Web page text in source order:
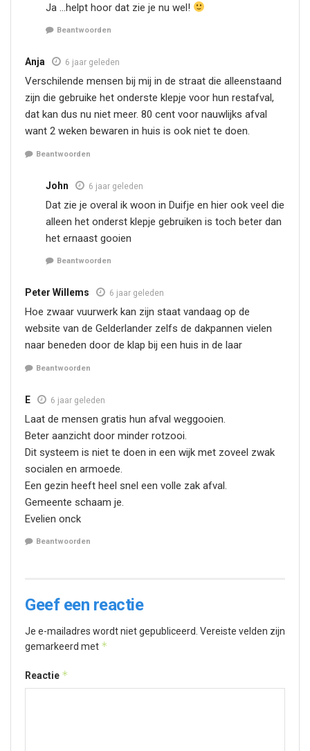
Ja …helpt hoor dat zie je nu wel!
Beantwoorden
Anja 6 jaar geleden
Verschilende mensen bij mij in de straat die alleenstaand
zijn die gebruike het onderste klepje voor hun restafval,
dat kan dus nu niet meer. 80 cent voor nauwlijks afval
want 2 weken bewaren in huis is ook niet te doen.
Beantwoorden
John 6 jaar geleden
Dat zie je overal ik woon in Duifje en hier ook veel die
alleen het onderst klepje gebruiken is toch beter dan
het ernaast gooien
Beantwoorden
Peter Willems 6 jaar geleden
Hoe zwaar vuurwerk kan zijn staat vandaag op de
website van de Gelderlander zelfs de dakpannen vielen
naar beneden door de klap bij een huis in de laar
Beantwoorden
E 6 jaar geleden
Laat de mensen gratis hun afval weggooien.
Beter aanzicht door minder rotzooi.
Dit systeem is niet te doen in een wijk met zoveel zwak
socialen en armoede.
Een gezin heeft heel snel een volle zak afval.
Gemeente schaam je.
Evelien onck
Beantwoorden
Geef een reactie
Je e-mailadres wordt niet gepubliceerd. Vereiste velden zijn
gemarkeerd met *
Reactie *